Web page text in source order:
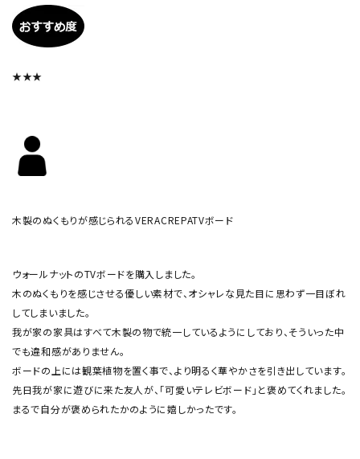
★★★
木製のぬくもりが感じられるVERACREPATVボード
ウォールナットのTVボードを購入しました。
木のぬくもりを感じさせる優しい素材で、オシャレな見た目に思わず一目ぼれ
してしまいました。
我が家の家具はすべて木製の物で統一しているようにしており、そういった中
でも違和感がありません。
ボードの上には観葉植物を置く事で、より明るく華やかさを引き出しています。
先日我が家に遊びに来た友人が、「可愛いテレビボード」と褒めてくれました。
まるで自分が褒められたかのように嬉しかったです。